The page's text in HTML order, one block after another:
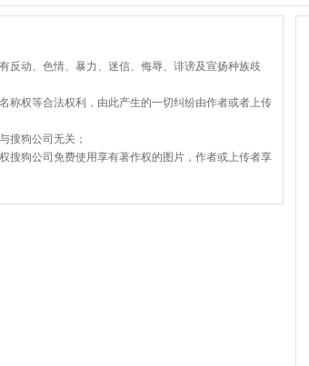
反动、色情、暴力、迷信、侮辱、诽谤及宣扬种族歧
称权等合法权利，由此产生的一切纠纷由作者或者上传
搜狗公司无关；
搜狗公司免费使用享有著作权的图片，作者或上传者享